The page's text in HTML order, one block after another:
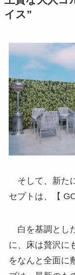
イス”
そして、新た
セプトは、【
白を基調とし
に、床は贅沢に
をなんと全面に